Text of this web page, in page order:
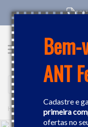
Bem-
ANT
Cadastre e
primeira
ofertas no
Buscar
CASA E JARDIM